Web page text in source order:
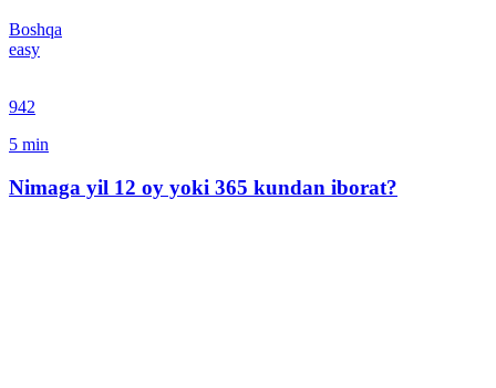
Boshqa
easy
942
5 min
Nimaga yil 12 oy yoki 365 kundan iborat?